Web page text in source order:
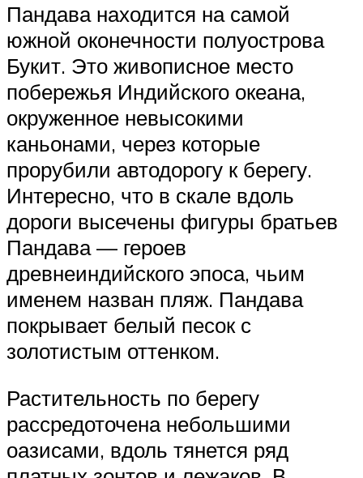
Пандава находится на самой
южной оконечности полуострова
Букит. Это живописное место
побережья Индийского океана,
окруженное невысокими
каньонами, через которые
прорубили автодорогу к берегу.
Интересно, что в скале вдоль
дороги высечены фигуры братьев
Пандава — героев
древнеиндийского эпоса, чьим
именем назван пляж. Пандава
покрывает белый песок с
золотистым оттенком.
Растительность по берегу
рассредоточена небольшими
оазисами, вдоль тянется ряд